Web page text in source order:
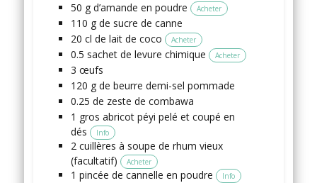
50 g d’amande en poudre Acheter
110 g de sucre de canne
20 cl de lait de coco Acheter
0.5 sachet de levure chimique Acheter
3 œufs
120 g de beurre demi-sel pommade
0.25 de zeste de combawa
1 gros abricot péyi pelé et coupé en
dés
Info
2 cuillères à soupe de rhum vieux
(facultatif)
Acheter
1 pincée de cannelle en poudre
Info